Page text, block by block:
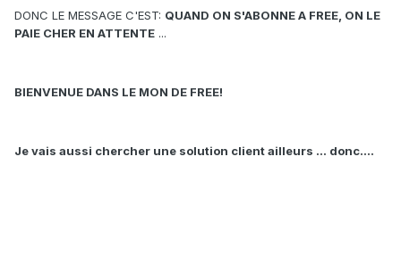
DONC LE MESSAGE C'EST: QUAND ON S'ABONNE A FREE, ON LE
PAIE CHER EN ATTENTE ...
BIENVENUE DANS LE MON DE FREE!
Je vais aussi chercher une solution client ailleurs ... donc....